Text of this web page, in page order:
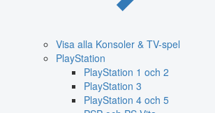
Visa alla Konsoler & TV-spel
PlayStation
PlayStation 1 och 2
PlayStation 3
PlayStation 4 och 5